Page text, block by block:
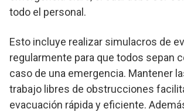
todo el personal.
Esto incluye realizar simulacros de
regularmente para que todos sepan
caso de una emergencia. Mantener
trabajo libres de obstrucciones
evacuación rápida y eficiente.